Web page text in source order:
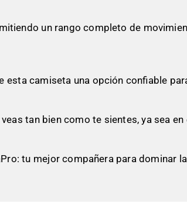
un rango completo de
camiseta una opción confiable
tan bien como te sientes, ya sea
tu mejor compañera para dominar